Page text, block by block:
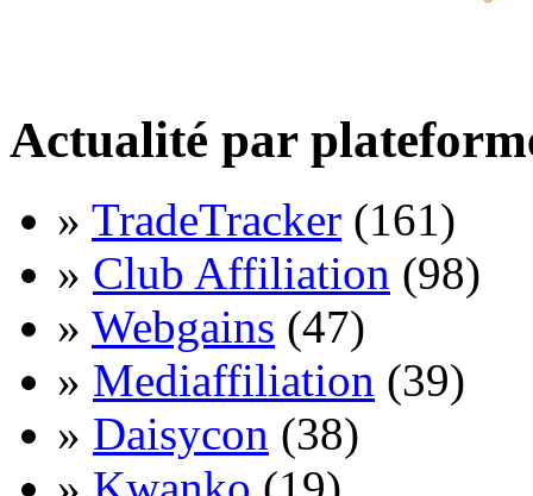
Actualité par
» TradeTracker (161)
» Club Affiliation (98)
» Webgains (47)
» Mediaffiliation (39)
» Daisycon (38)